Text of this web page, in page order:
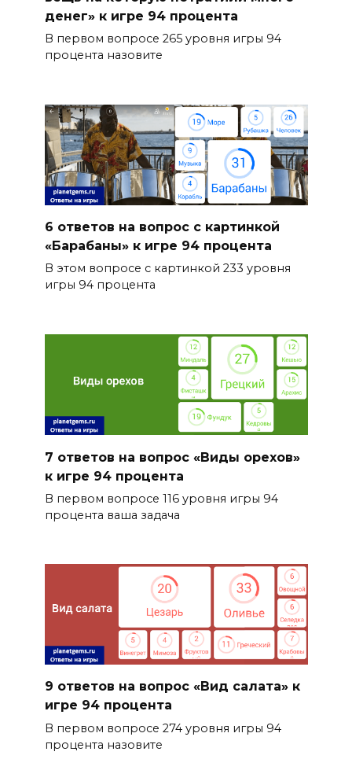
денег» к игре 94 процента
В первом вопросе 265 уровня игры 94
процента назовите
6 ответов на вопрос с картинкой
«Барабаны» к игре 94 процента
В этом вопросе с картинкой 233 уровня
игры 94 процента
7 ответов на вопрос «Виды орехов»
к игре 94 процента
В первом вопросе 116 уровня игры 94
процента ваша задача
9 ответов на вопрос «Вид салата» к
игре 94 процента
В первом вопросе 274 уровня игры 94
процента назовите